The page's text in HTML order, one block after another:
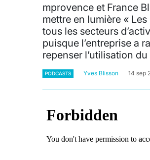
mprovence et France
mettre en lumière «
tous les secteurs
puisque l’entreprise a
repenser l’utilisation
PODCASTS Yves Blisson 14 sep